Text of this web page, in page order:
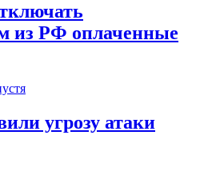
из РФ оплаченные
угрозу атаки